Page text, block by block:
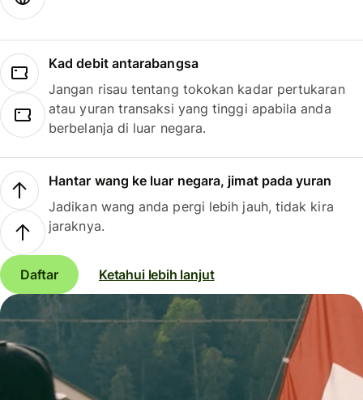
Kad debit antarabangsa
Jangan risau tentang tokokan kadar pertukaran
atau yuran transaksi yang tinggi apabila anda
berbelanja di luar negara.
Hantar wang ke luar negara, jimat pada yuran
Jadikan wang anda pergi lebih jauh, tidak kira
jaraknya.
Daftar Ketahui lebih lanjut